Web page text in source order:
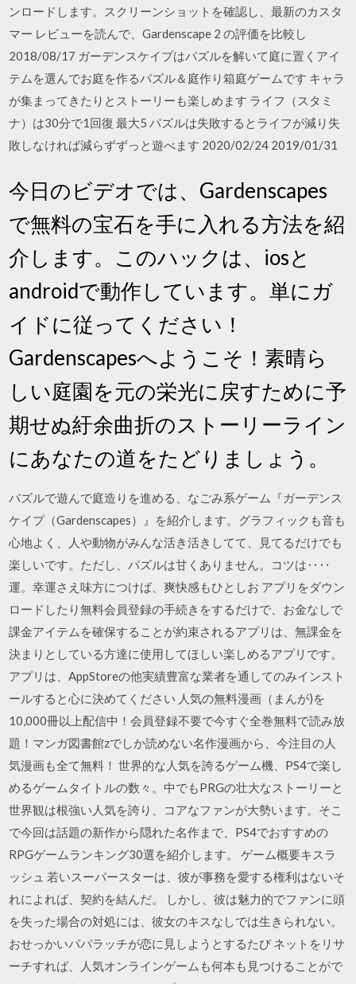
ンロードします。スクリーンショットを確認し、最新のカスタ
マー レビューを読んで、Gardenscape 2 の評価を比較し
2018/08/17 ガーデンスケイプはパズルを解いて庭に置くアイ
テムを選んでお庭を作るパズル＆庭作り箱庭ゲームです キャラ
が集まってきたりとストーリーも楽しめます ライフ（スタミ
ナ）は30分で1回復 最大5 パズルは失敗するとライフが減り失
敗しなければ減らずずっと遊べます 2020/02/24 2019/01/31
今日のビデオでは、Gardenscapes
で無料の宝石を手に入れる方法を紹
介します。このハックは、iosと
androidで動作しています。単にガ
イドに従ってください！
Gardenscapesへようこそ！素晴ら
しい庭園を元の栄光に戻すために予
期せぬ紆余曲折のストーリーライン
にあなたの道をたどりましょう。
パズルで遊んで庭造りを進める、なごみ系ゲーム『ガーデンス
ケイプ（Gardenscapes）』を紹介します。グラフィックも音も
心地よく、人や動物がみんな活き活きしてて、見てるだけでも
楽しいです。ただし、パズルは甘くありません。コツは‥‥
運。幸運さえ味方につけば、爽快感もひとしお アプリをダウン
ロードしたり無料会員登録の手続きをするだけで、お金なしで
課金アイテムを確保することが約束されるアプリは、無課金を
決まりとしている方達に使用してほしい楽しめるアプリです。
アプリは、AppStoreの他実績豊富な業者を通してのみインスト
ールすると心に決めてください 人気の無料漫画（まんが)を
10,000冊以上配信中！会員登録不要で今すぐ全巻無料で読み放
題！マンガ図書館zでしか読めない名作漫画から、今注目の人
気漫画も全て無料！ 世界的な人気を誇るゲーム機、PS4で楽し
めるゲームタイトルの数々。中でもPRGの壮大なストーリーと
世界観は根強い人気を誇り、コアなファンが大勢います。そこ
で今回は話題の新作から隠れた名作まで、PS4でおすすめの
RPGゲームランキング30選を紹介します。 ゲーム概要キスラ
ッシュ 若いスーパースターは、彼が事務を愛する権利はないそ
れによれば、契約を結んだ。 しかし、彼は魅力的でファンに頭
を失った場合の対処には、彼女のキスなしでは生きられない。
おせっかいパパラッチが恋に見しようとするたび ネットをリサ
ーチすれば、人気オンラインゲームも何本も見つけることがで